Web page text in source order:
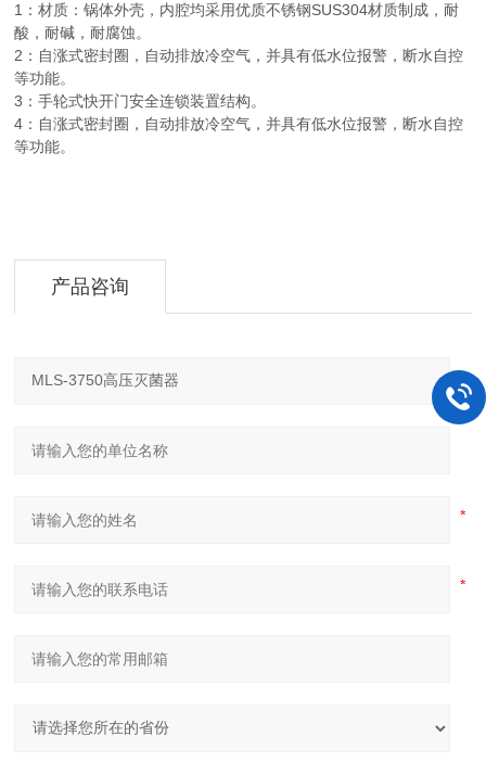
1：材质：锅体外壳，内腔均采用优质不锈钢SUS304材质制成，耐
酸，耐碱，耐腐蚀。
2：自涨式密封圈，自动排放冷空气，并具有低水位报警，断水自控
等功能。
3：手轮式快开门安全连锁装置结构。
4：自涨式密封圈，自动排放冷空气，并具有低水位报警，断水自控
等功能。
产品咨询